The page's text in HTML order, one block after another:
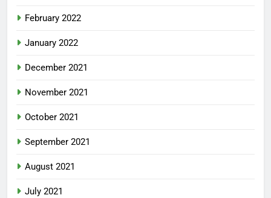
February 2022
January 2022
December 2021
November 2021
October 2021
September 2021
August 2021
July 2021